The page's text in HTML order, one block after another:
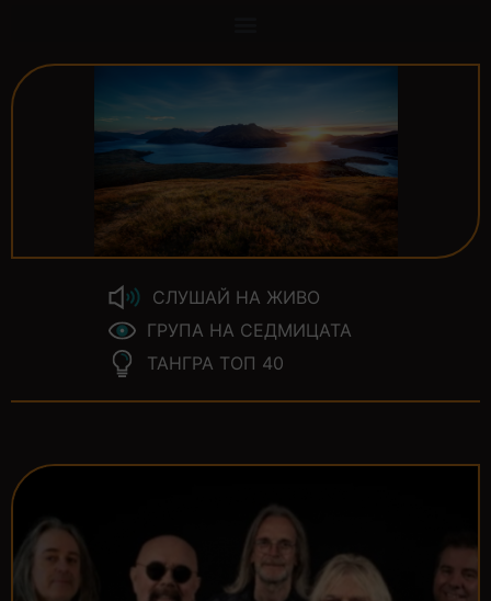
СЛУШАЙ НА ЖИВО
ГРУПА НА СЕДМИЦАТА
ТАНГРА ТОП 40